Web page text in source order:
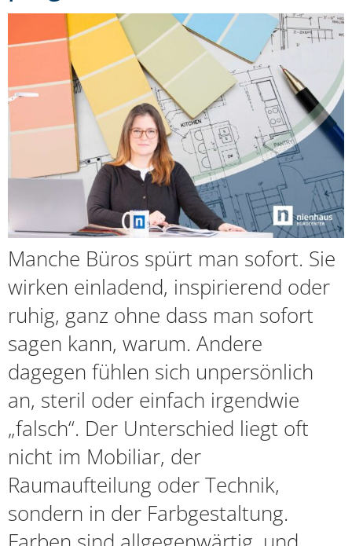
Manche Büros spürt man sofort. Sie
wirken einladend, inspirierend oder
ruhig, ganz ohne dass man sofort
sagen kann, warum. Andere
dagegen fühlen sich unpersönlich
an, steril oder einfach irgendwie
„falsch“. Der Unterschied liegt oft
nicht im Mobiliar, der
Raumaufteilung oder Technik,
sondern in der Farbgestaltung.